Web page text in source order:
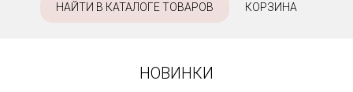
НАЙТИ В КАТАЛОГЕ ТОВАРОВ КОРЗИНА
НОВИНКИ